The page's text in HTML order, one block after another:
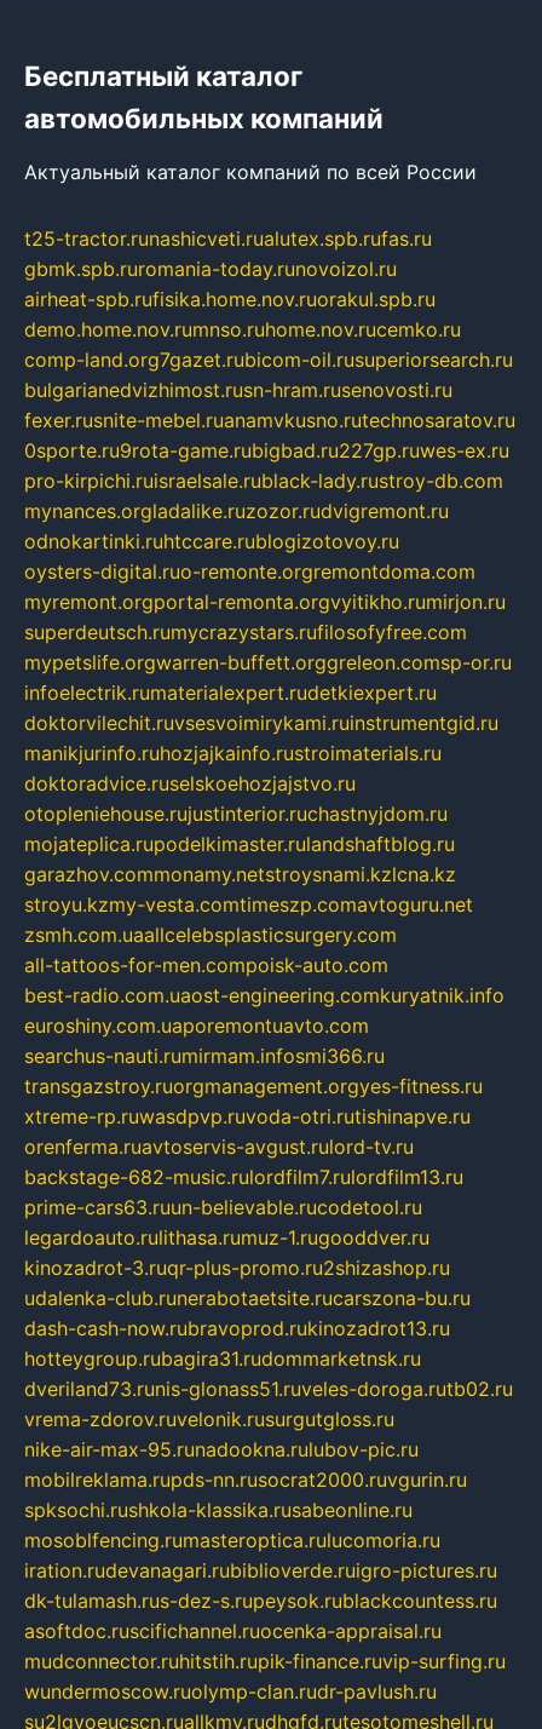
Бесплатный каталог
автомобильных компаний
Актуальный каталог компаний по всей России
t25-tractor.runashicveti.rualutex.spb.rufas.ru
gbmk.spb.ruromania-today.runovoizol.ru
airheat-spb.rufisika.home.nov.ruorakul.spb.ru
demo.home.nov.rumnso.ruhome.nov.rucemko.ru
comp-land.org7gazet.rubicom-oil.rusuperiorsearch.ru
bulgarianedvizhimost.rusn-hram.rusenovosti.ru
fexer.rusnite-mebel.ruanamvkusno.rutechnosaratov.ru
0sporte.ru9rota-game.rubigbad.ru227gp.ruwes-ex.ru
pro-kirpichi.ruisraelsale.rublack-lady.rustroy-db.com
mynances.orgladalike.ruzozor.rudvigremont.ru
odnokartinki.ruhtccare.rublogizotovoy.ru
oysters-digital.ruo-remonte.orgremontdoma.com
myremont.orgportal-remonta.orgvyitikho.rumirjon.ru
superdeutsch.rumycrazystars.rufilosofyfree.com
mypetslife.orgwarren-buffett.orggreleon.comsp-or.ru
infoelectrik.rumaterialexpert.rudetkiexpert.ru
doktorvilechit.ruvsesvoimirykami.ruinstrumentgid.ru
manikjurinfo.ruhozjajkainfo.rustroimaterials.ru
doktoradvice.ruselskoehozjajstvo.ru
otopleniehouse.rujustinterior.ruchastnyjdom.ru
mojateplica.rupodelkimaster.rulandshaftblog.ru
garazhov.commonamy.netstroysnami.kzlcna.kz
stroyu.kzmy-vesta.comtimeszp.comavtoguru.net
zsmh.com.uaallcelebsplasticsurgery.com
all-tattoos-for-men.compoisk-auto.com
best-radio.com.uaost-engineering.comkuryatnik.info
euroshiny.com.uaporemontuavto.com
searchus-nauti.rumirmam.infosmi366.ru
transgazstroy.ruorgmanagement.orgyes-fitness.ru
xtreme-rp.ruwasdpvp.ruvoda-otri.rutishinapve.ru
orenferma.ruavtoservis-avgust.rulord-tv.ru
backstage-682-music.rulordfilm7.rulordfilm13.ru
prime-cars63.ruun-believable.rucodetool.ru
legardoauto.rulithasa.rumuz-1.rugooddver.ru
kinozadrot-3.ruqr-plus-promo.ru2shizashop.ru
udalenka-club.runerabotaetsite.rucarszona-bu.ru
dash-cash-now.rubravoprod.rukinozadrot13.ru
hotteygroup.rubagira31.rudommarketnsk.ru
dveriland73.runis-glonass51.ruveles-doroga.rutb02.ru
vrema-zdorov.ruvelonik.rusurgutgloss.ru
nike-air-max-95.runadookna.rulubov-pic.ru
mobilreklama.rupds-nn.rusocrat2000.ruvgurin.ru
spksochi.rushkola-klassika.rusabeonline.ru
mosoblfencing.rumasteroptica.rulucomoria.ru
iration.rudevanagari.rubiblioverde.ruigro-pictures.ru
dk-tulamash.rus-dez-s.rupeysok.rublackcountess.ru
asoftdoc.ruscifichannel.ruocenka-appraisal.ru
mudconnector.ruhitstih.rupik-finance.ruvip-surfing.ru
wundermoscow.ruolymp-clan.rudr-pavlush.ru
su2lgyoeucscn.ruallkmv.rudhgfd.rutesotomeshell.ru